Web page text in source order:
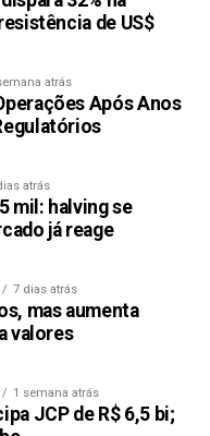
de US$
atrás
Após Anos
atrás
mil: halving se
já reage
7 dias atrás
mas aumenta
valores
1 semana atrás
JCP de R$ 6,5 bi;